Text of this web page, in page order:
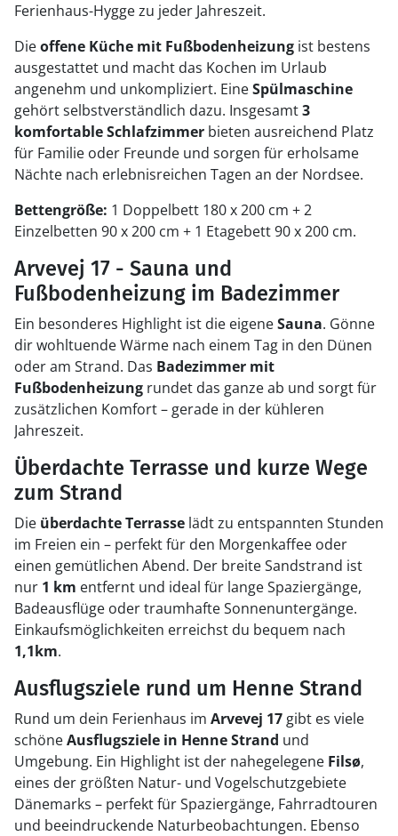
Ferienhaus-Hygge zu jeder Jahreszeit.
Dieoffene Küche mit Fußbodenheizung ist bestens
ausgestattet und macht das Kochen im Urlaub
angenehm und unkompliziert. EineSpülmaschine
gehört selbstverständlich dazu. Insgesamt3
komfortable Schlafzimmer bieten ausreichend Platz
für Familie oder Freunde und sorgen für erholsame
Nächte nach erlebnisreichen Tagen an der Nordsee.
Bettengröße: 1 Doppelbett 180 x 200 cm + 2
Einzelbetten 90 x 200 cm + 1 Etagebett 90 x 200 cm.
Arvevej 17 - Sauna und
Fußbodenheizung im Badezimmer
Ein besonderes Highlight ist die eigeneSauna. Gönne
dir wohltuende Wärme nach einem Tag in den Dünen
oder am Strand. Das Badezimmer mit
Fußbodenheizung rundet das ganze ab und sorgt für
zusätzlichen Komfort – gerade in der kühleren
Jahreszeit.
Überdachte Terrasse und kurze Wege
zum Strand
Die überdachte Terrasse lädt zu entspannten Stunden
im Freien ein – perfekt für den Morgenkaffee oder
einen gemütlichen Abend. Der breite Sandstrand ist
nur 1 km entfernt und ideal für lange Spaziergänge,
Badeausflüge oder traumhafte Sonnenuntergänge.
Einkaufsmöglichkeiten erreichst du bequem nach
1,1km.
Ausflugsziele rund um Henne Strand
Rund um dein Ferienhaus im Arvevej 17 gibt es viele
schöneAusflugsziele in Henne Strand und
Umgebung. Ein Highlight ist der nahegelegene Filsø,
eines der größten Natur- und Vogelschutzgebiete
Dänemarks – perfekt für Spaziergänge, Fahrradtouren
und beeindruckende Naturbeobachtungen. Ebenso